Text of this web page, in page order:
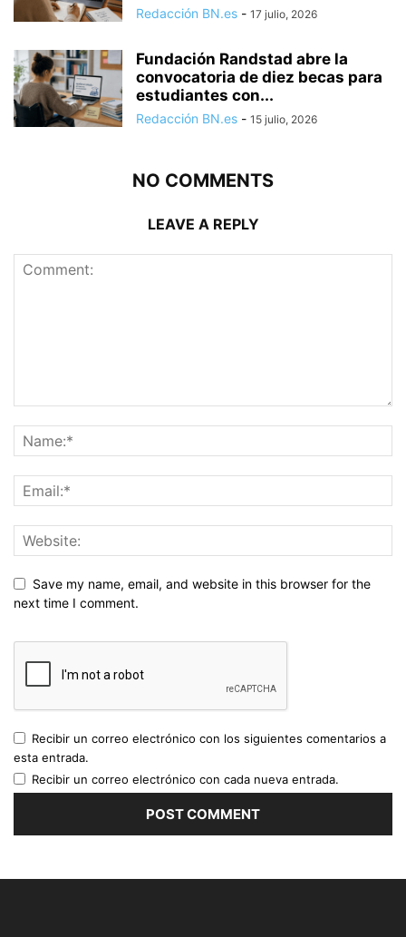
Redacción BN.es - 17 julio, 2026
Fundación Randstad abre la
convocatoria de diez becas para
estudiantes con...
Redacción BN.es - 15 julio, 2026
NO COMMENTS
LEAVE A REPLY
Save my name, email, and website in this browser for the
next time I comment.
Recibir un correo electrónico con los siguientes comentarios a
esta entrada.
Recibir un correo electrónico con cada nueva entrada.